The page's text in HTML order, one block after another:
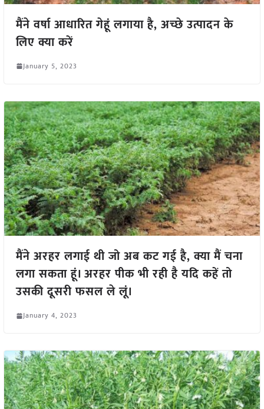
मैंने वर्षा आधारित गेहूं लगाया है, अच्छे उत्पादन के
लिए क्या करें
January 5, 2023
मैंने अरहर लगाई थी जो अब कट गई है, क्या मैं चना
लगा सकता हूं। अरहर पीक भी रही है यदि कहें तो
उसकी दूसरी फसल ले लूं।
January 4, 2023